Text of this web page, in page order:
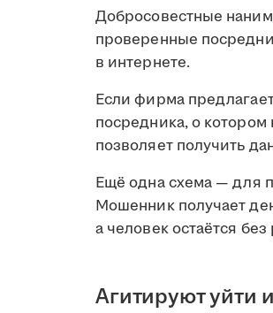
Добросовестные
проверенные
в интернете.
Если фирма
посредника, о
позволяет получить
Ещё одна схема — для
Мошенник получает
а человек остаётся без
Агитируют уйти